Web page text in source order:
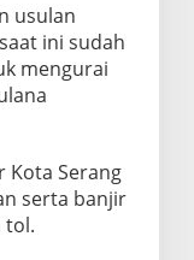
usulan
ini sudah
mengurai
Kota Serang
serta banjir
tol.